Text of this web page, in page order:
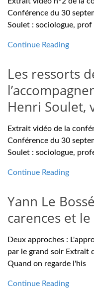
Conférence du 30
Soulet : sociologue, prof
Continue Reading
Les ressorts
Henri Soulet,
Extrait vidéo de la
Conférence du 30
Soulet : sociologue,
Continue Reading
Yann Le
carences et
Deux approches :
par le grand soir Extrait
Quand on regarde l'his
Continue Reading